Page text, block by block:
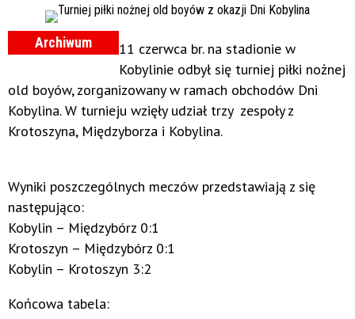
Archiwum
11 czerwca br. na stadionie w
Kobylinie odbył się turniej piłki nożnej
old boyów, zorganizowany w ramach obchodów Dni
Kobylina. W turnieju wzięły udział trzy zespoły z
Krotoszyna, Międzyborza i Kobylina.
Wyniki poszczególnych meczów przedstawiają z się
następująco:
Kobylin – Międzybórz 0:1
Krotoszyn – Międzybórz 0:1
Kobylin – Krotoszyn 3:2
Końcowa tabela: